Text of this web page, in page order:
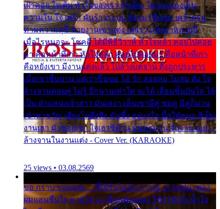
เฝ้าคอย ใจเต้น หัวใจของเรา ลำเค็ญ ใครจะมองเห็น
ความใน ใจ เศร้า มันร้าวระบม ต้องมาขื่นขม เศร้าตรม
ท่ามความสุขี ช่วยงานเขาแต่ง แต่เรา แล้งมาหลายปี
เมื่อไรหนอจะ โชคดี ได้มีพิธีวิวาห์ หัวใจหล้า คอยไปคอย
มา คือหน้าที่เก่า หัวใจหล้า คอยไปคอยมา คือหน้าที่เก่า
คือหยังเขา มีงานแต่งแล้ว ไปล้างแต่จาน ดั่งถูกประหาร
เมื่อเขาชื่นบาน แต่เราขื่นขม โอ้ รัก ลอยลม ไม่สม ดัง ใจ
ล้างจานคอยคู่ ไม่รู้ อีกนานเท่าใด จะได้ เลื่อนขั้นบันได ได้
เป็น ตำแหน่งเจ้าสาว มันเหงา เห็นเขามีคู่ ซมดู มีคู่ก็ม่วน
เข้าพาขวัญ เสียงโห่ตึงตึง มันซึ้ง อยู่แก่ใจ มื้อใด๋หนอ สิเป็น
งานเฮา มัวซอยเขา ใจเฮาซิด้าน มันทรมาน จับจาน เอย…
ล้างจานในงานแต่ง - Cover Ver. (KARAOKE)
25 views • 03.08.2569
ขอ กราบ ขอบคุณ.... ที่ได้รับไออุ่น การุณ จากแฟน เพลง
ผมแสนชื่นใจ หายวังเวง เมื่อแฟนเพลง ให้กำลังใจ น้ำใจ